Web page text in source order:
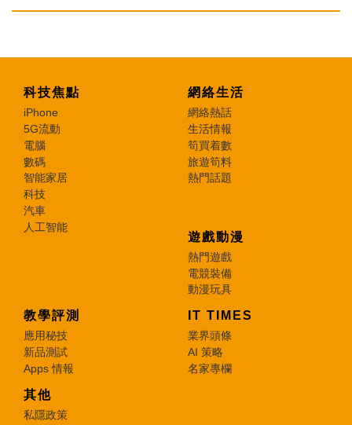
科技焦點
iPhone
5G流動
電腦
數碼
智能家居
科技
汽車
人工智能
網絡生活
網絡熱話
生活情報
筍買着數
旅遊筍料
熱門話題
遊戲動漫
熱門遊戲
電競裝備
動漫玩具
教學評測
應用秘技
新品測試
Apps 情報
IT TIMES
業界頭條
AI 策略
名家專欄
其他
私隱政策